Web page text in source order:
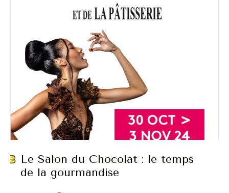
Le Salon du Chocolat : le temps
de la gourmandise